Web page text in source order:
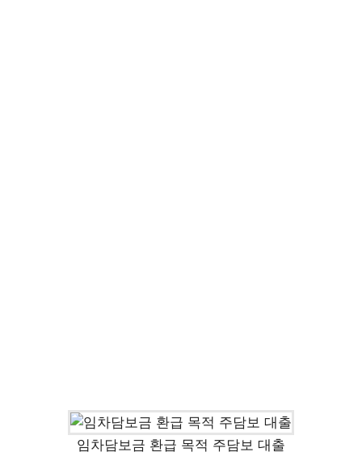
임차담보금 환급 목적 주담보 대출